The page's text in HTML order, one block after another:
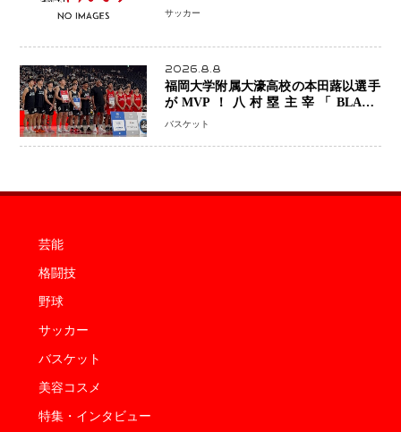
「組織の刷新」誓う
サッカー
2026.8.8
福岡大学附属大濠高校の本田蕗以選手
がMVP！八村塁主宰「BLACK
SAMURAI SUMMIT 2026」で存在
なった」
バスケット
芸能
格闘技
野球
サッカー
バスケット
美容コスメ
特集・インタビュー